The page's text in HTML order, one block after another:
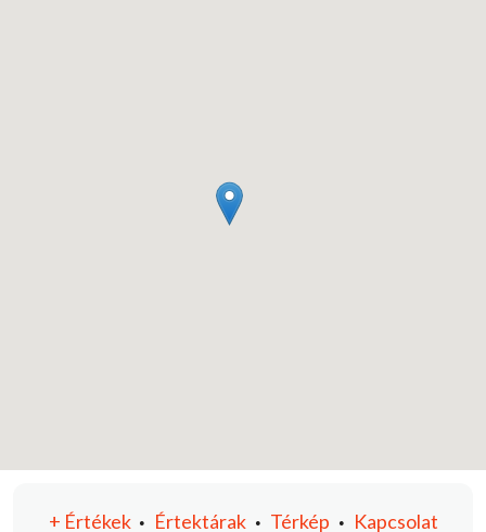
+ Értékek • Értektárak• Térkép • Kapcsolat